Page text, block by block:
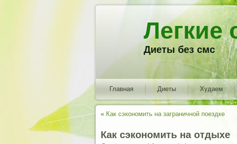
Легкие
Диеты без смс
Главная Диеты Худаем
« Как сэкономить на заграничной поездке
Как сэкономить на отдыхе